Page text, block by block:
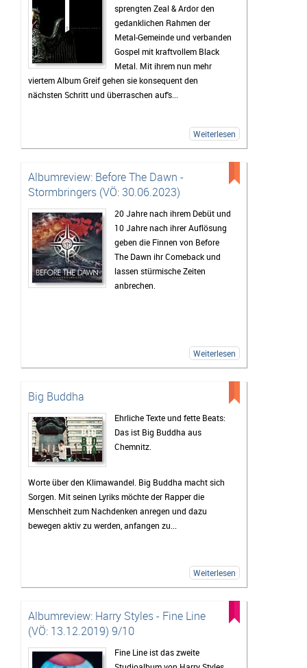
sprengten Zeal & Ardor den
gedanklichen Rahmen der
Metal-Gemeinde und verbanden
Gospel mit kraftvollem Black
Metal. Mit ihrem nun mehr
viertem Album Greif gehen sie konsequent den
nächsten Schritt und überraschen auf's...
Weiterlesen
Albumreview: Before The Dawn -
Stormbringers (VÖ: 30.06.2023)
20 Jahre nach ihrem Debüt und
10 Jahre nach ihrer Auflösung
geben die Finnen von Before
The Dawn ihr Comeback und
lassen stürmische Zeiten
anbrechen.
Weiterlesen
Big Buddha
Ehrliche Texte und fette Beats:
Das ist Big Buddha aus
Chemnitz.
Worte über den Klimawandel. Big Buddha macht sich
Sorgen. Mit seinen Lyriks möchte der Rapper die
Menschheit zum Nachdenken anregen und dazu
bewegen aktiv zu werden, anfangen zu...
Weiterlesen
Albumreview: Harry Styles - Fine Line
(VÖ: 13.12.2019) 9/10
Fine Line ist das zweite